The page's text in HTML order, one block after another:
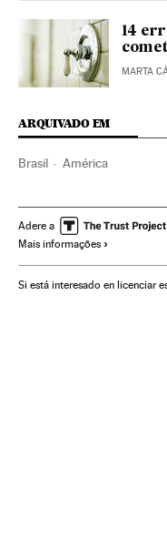
14
MARTA
ARQUIVADO EM
Brasil América
Adere a
Mais informações
Si está interesado en licenciar